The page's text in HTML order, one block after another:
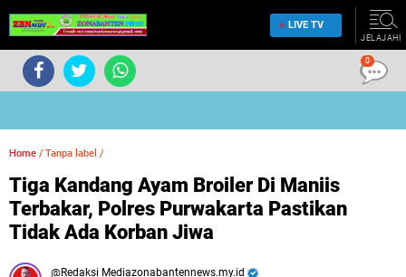
LIVE TV
JELAJAHI
Home / Tanpa label /
Tiga Kandang Ayam Broiler Di Maniis
Terbakar, Polres Purwakarta Pastikan
Tidak Ada Korban Jiwa
Redaksi Mediazonabantennews.my.id
0